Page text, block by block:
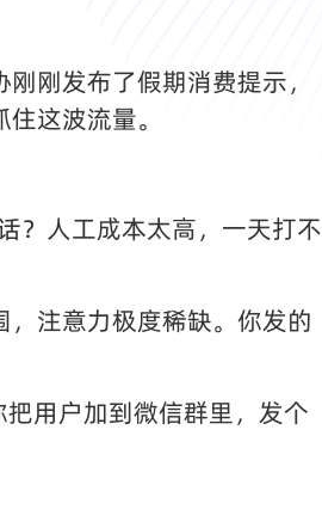
刚发布了假期消费提示，
这波流量。
？人工成本太高，一天打不
注意力极度稀缺。你发的
用户加到微信群里，发个